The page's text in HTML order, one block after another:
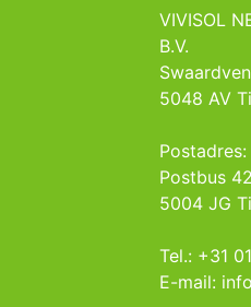
VIVISOL
B.V.
5048 AV
Postadres:
Postbus
5004 JG
Tel.: +31
E-mail: